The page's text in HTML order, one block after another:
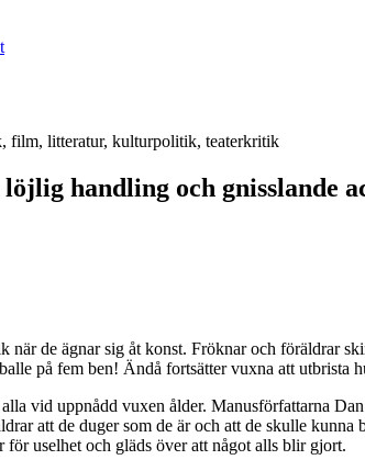
film, litteratur, kulturpolitik, teaterkritik
handling och gnisslande
de ägnar sig åt konst. Fröknar och föräldrar
på fem ben! Ändå fortsätter vuxna att utbrista
vid uppnådd vuxen ålder. Manusförfattarna
att de duger som de är och att de skulle
uselhet och gläds över att något alls blir gjort.